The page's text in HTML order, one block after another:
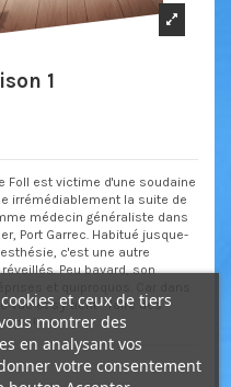
1
Foll est victime d'une soudaine
irrémédiablement la suite de
médecin généraliste dans
Port Garrec. Habitué jusque-
c'est une autre
Peu bavard, son
vue et s'y tient - faire des
!
et ceux de tiers
montrer des
en analysant vos
votre consentement